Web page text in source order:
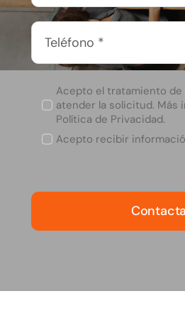
Acepto el tratamiento de
atender la solicitud. Más
Política de Privacidad.
Acepto recibir
Contacta